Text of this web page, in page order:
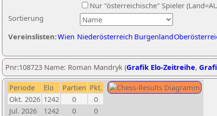
Sortierung
Nur "österreichische" Spieler
Vereinslisten:Wien Niederösterreich Burgenland
Pnr:108723 Name: Roman Mandryk (Grafik Elo-Zeitreihe,
Periode Elo Partien Pkt.
Okt. 2026 1242 0
0
Jul. 2026
1242 0
0